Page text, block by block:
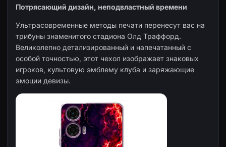
Потрясающий дизайн, неподвластный времени
Ультрасовременные методы печати перенесут вас на
трибуны знаменитого стадиона Олд Траффорд.
Великолепно детализированный и напечатанный с
особой точностью, этот чехол изображает знаковых
игроков, культовую эмблему клуба и заряжающие
эмоции девизы.